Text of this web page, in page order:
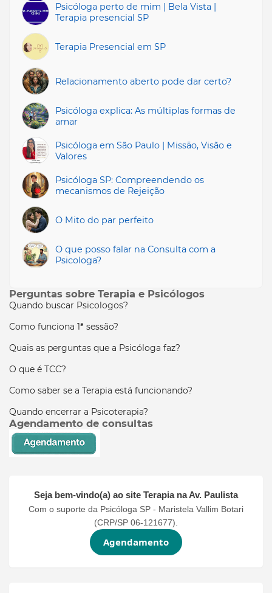
Psicóloga perto de mim | Bela Vista |
Terapia presencial SP
Terapia Presencial em SP
Relacionamento aberto pode dar certo?
Psicóloga explica: As múltiplas formas de
amar
Psicóloga em São Paulo | Missāo, Visão e
Valores
Psicóloga SP: Compreendendo os
mecanismos de Rejeição
O Mito do par perfeito
O que posso falar na Consulta com a
Psicologa?
Perguntas sobre Terapia e Psicólogos
Quando buscar Psicologos?
Como funciona 1ª sessão?
Quais as perguntas que a Psicóloga faz?
O que é TCC?
Como saber se a Terapia está funcionando?
Quando encerrar a Psicoterapia?
Agendamento de consultas
Seja bem-vindo(a) ao site Terapia na Av. Paulista
Com o suporte da Psicóloga SP - Maristela Vallim Botari
(CRP/SP 06-121677).
Agendamento